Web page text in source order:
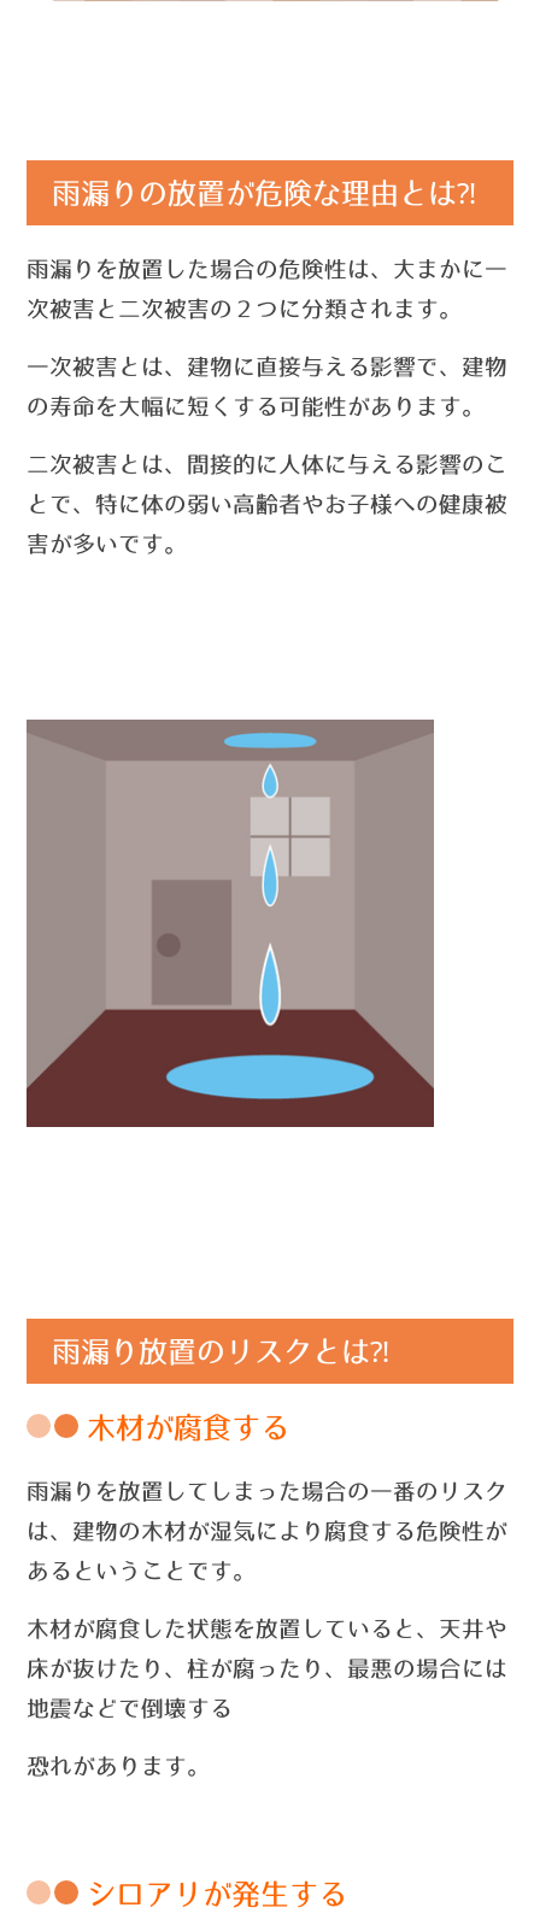
雨漏りの放置が危険な理由とは⁈
雨漏りを放置した場合の危険性は、大まかに一
次被害と二次被害の２つに分類されます。
一次被害とは、建物に直接与える影響で、建物
の寿命を大幅に短くする可能性があります。
二次被害とは、間接的に人体に与える影響のこ
とで、特に体の弱い高齢者やお子様への健康被
害が多いです。
雨漏り放置のリスクとは⁈
木材が腐食する
雨漏りを放置してしまった場合の一番のリスク
は、建物の木材が湿気により腐食する危険性が
あるということです。
木材が腐食した状態を放置していると、天井や
床が抜けたり、柱が腐ったり、最悪の場合には
地震などで倒壊する
恐れがあります。
シロアリが発生する